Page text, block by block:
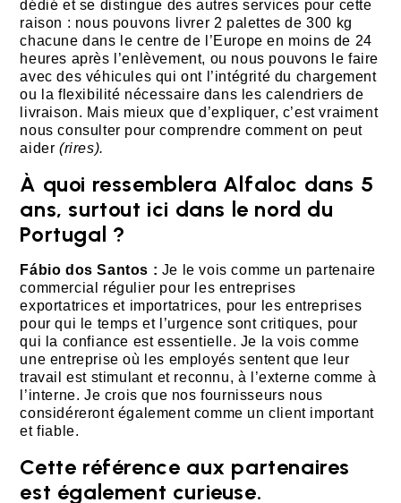
dédié et se distingue des autres services pour cette
raison : nous pouvons livrer 2 palettes de 300 kg
chacune dans le centre de l’Europe en moins de 24
heures après l’enlèvement, ou nous pouvons le faire
avec des véhicules qui ont l’intégrité du chargement
ou la flexibilité nécessaire dans les calendriers de
livraison. Mais mieux que d’expliquer, c’est vraiment
nous consulter pour comprendre comment on peut
aider (rires).
À quoi ressemblera Alfaloc dans 5
ans, surtout ici dans le nord du
Portugal ?
Fábio dos Santos : Je le vois comme un partenaire
commercial régulier pour les entreprises
exportatrices et importatrices, pour les entreprises
pour qui le temps et l’urgence sont critiques, pour
qui la confiance est essentielle. Je la vois comme
une entreprise où les employés sentent que leur
travail est stimulant et reconnu, à l’externe comme à
l’interne. Je crois que nos fournisseurs nous
considéreront également comme un client important
et fiable.
Cette référence aux partenaires
est également curieuse.